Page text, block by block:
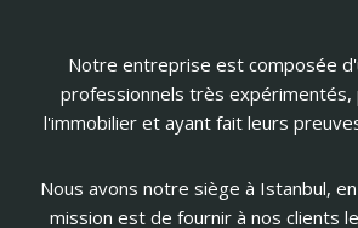
Notre entreprise est composée
professionnels très expérimentés,
l'immobilier et ayant fait leurs
Nous avons notre siège à Istanbul,
mission est de fournir à nos clients